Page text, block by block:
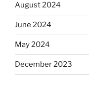
August 2024
June 2024
May 2024
December 2023